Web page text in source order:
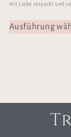
mit Liebe verpackt und
Ausführung